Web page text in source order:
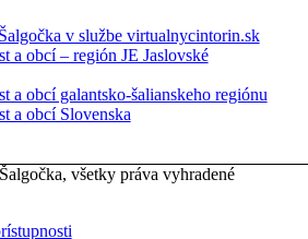
v službe virtualnycintorin.sk
a obcí – región JE Jaslovské
a obcí galantsko-šalianskeho regiónu
a obcí Slovenska
všetky práva vyhradené